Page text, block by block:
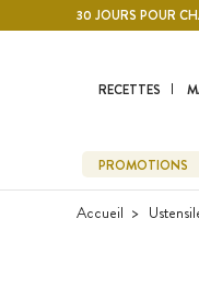
Contenu principal30 JOURS POUR
RECETTES
PROMOTIONS
Accueil